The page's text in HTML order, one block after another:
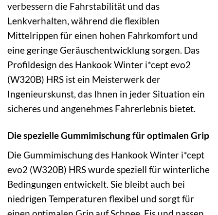
verbessern die Fahrstabilität und das
Lenkverhalten, während die flexiblen
Mittelrippen für einen hohen Fahrkomfort und
eine geringe Geräuschentwicklung sorgen. Das
Profildesign des Hankook Winter i*cept evo2
(W320B) HRS ist ein Meisterwerk der
Ingenieurskunst, das Ihnen in jeder Situation ein
sicheres und angenehmes Fahrerlebnis bietet.
Die spezielle Gummimischung für optimalen Grip
Die Gummimischung des Hankook Winter i*cept
evo2 (W320B) HRS wurde speziell für winterliche
Bedingungen entwickelt. Sie bleibt auch bei
niedrigen Temperaturen flexibel und sorgt für